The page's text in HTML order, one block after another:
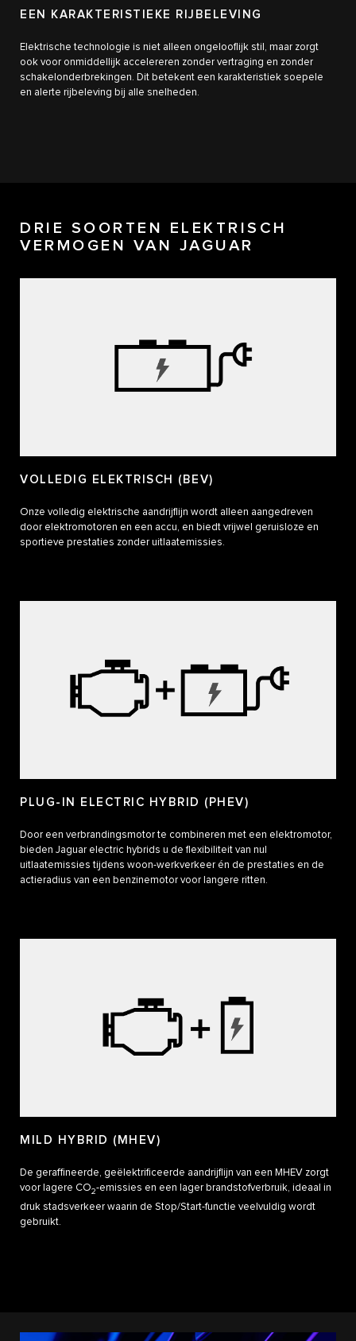
EEN KARAKTERISTIEKE RIJBELEVING
Elektrische technologie is niet alleen ongelooflijk stil, maar zorgt
ook voor onmiddellijk accelereren zonder vertraging en zonder
schakelonderbrekingen. Dit betekent een karakteristiek soepele
en alerte rijbeleving bij alle snelheden.
DRIE SOORTEN ELEKTRISCH
VERMOGEN VAN JAGUAR
VOLLEDIG ELEKTRISCH (BEV)
Onze volledig elektrische aandrijflijn wordt alleen aangedreven
door elektromotoren en een accu, en biedt vrijwel geruisloze en
sportieve prestaties zonder uitlaatemissies.
PLUG-IN ELECTRIC HYBRID (PHEV)
Door een verbrandingsmotor te combineren met een elektromotor,
bieden Jaguar electric hybrids u de flexibiliteit van nul
uitlaatemissies tijdens woon-werkverkeer én de prestaties en de
actieradius van een benzinemotor voor langere ritten.
MILD HYBRID (MHEV)
De geraffineerde, geëlektrificeerde aandrijflijn van een MHEV zorgt
voor lagere CO2-emissies en een lager brandstofverbruik, ideaal in
druk stadsverkeer waarin de Stop/Start-functie veelvuldig wordt
gebruikt.